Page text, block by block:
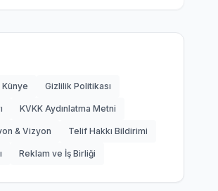
Künye Gizlilik Politikası
KVKK Aydınlatma Metni
& Vizyon Telif Hakkı Bildirimi
Reklam ve İş Birliği